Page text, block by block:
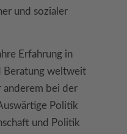
und sozialer
Erfahrung in
Beratung weltweit
anderem bei der
Politik
und Politik